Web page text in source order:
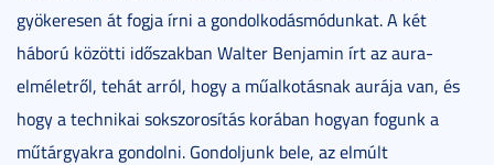
gyökeresen át fogja írni a gondolkodásmódunkat. A két
háború közötti időszakban Walter Benjamin írt az aura-
elméletről, tehát arról, hogy a műalkotásnak aurája van, és
hogy a technikai sokszorosítás korában hogyan fogunk a
műtárgyakra gondolni. Gondoljunk bele, az elmúlt